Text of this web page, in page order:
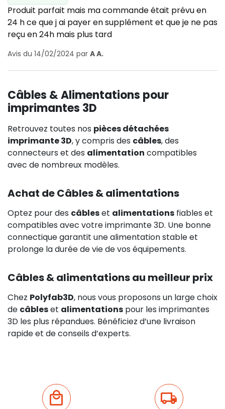
Produit parfait mais ma commande était prévu en
24 h ce que j ai payer en supplément et que je ne pas
reçu en 24h mais plus tard
Avis du 14/02/2024 par A A.
Câbles & Alimentations pour
imprimantes 3D
Retrouvez toutes nos pièces détachées
imprimante 3D, y compris des câbles, des
connecteurs et des alimentation compatibles
avec de nombreux modèles.
Achat de Câbles & alimentations
Optez pour des câbleset alimentations fiables et
compatibles avec votre imprimante 3D. Une bonne
connectique garantit une alimentation stable et
prolonge la durée de vie de vos équipements.
Câbles & alimentations au meilleur prix
Chez Polyfab3D, nous vous proposons un large choix
de câbleset alimentations pour les imprimantes
3D les plus répandues. Bénéficiez d’une livraison
rapide et de conseils d’experts.